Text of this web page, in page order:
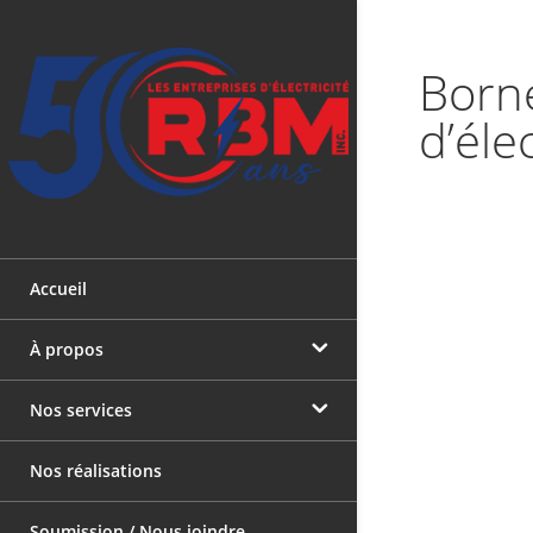
Accueil
À propos
L’équipe
Nos services
Nos réalisations